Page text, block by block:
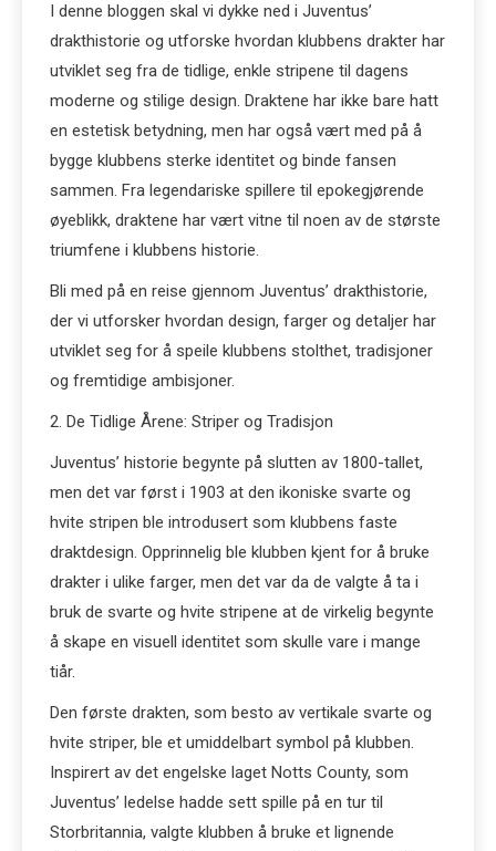
I denne bloggen skal vi dykke ned i Juventus’
drakthistorie og utforske hvordan klubbens drakter har
utviklet seg fra de tidlige, enkle stripene til dagens
moderne og stilige design. Draktene har ikke bare hatt
en estetisk betydning, men har også vært med på å
bygge klubbens sterke identitet og binde fansen
sammen. Fra legendariske spillere til epokegjørende
øyeblikk, draktene har vært vitne til noen av de største
triumfene i klubbens historie.
Bli med på en reise gjennom Juventus’ drakthistorie,
der vi utforsker hvordan design, farger og detaljer har
utviklet seg for å speile klubbens stolthet, tradisjoner
og fremtidige ambisjoner.
2. De Tidlige Årene: Striper og Tradisjon
Juventus’ historie begynte på slutten av 1800-tallet,
men det var først i 1903 at den ikoniske svarte og
hvite stripen ble introdusert som klubbens faste
draktdesign. Opprinnelig ble klubben kjent for å bruke
drakter i ulike farger, men det var da de valgte å ta i
bruk de svarte og hvite stripene at de virkelig begynte
å skape en visuell identitet som skulle vare i mange
tiår.
Den første drakten, som besto av vertikale svarte og
hvite striper, ble et umiddelbart symbol på klubben.
Inspirert av det engelske laget Notts County, som
Juventus’ ledelse hadde sett spille på en tur til
Storbritannia, valgte klubben å bruke et lignende